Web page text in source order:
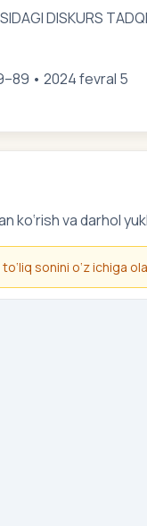
DISKURS
• 2024 fevral 5
ko‘rish va darhol
sonini o‘z ichiga